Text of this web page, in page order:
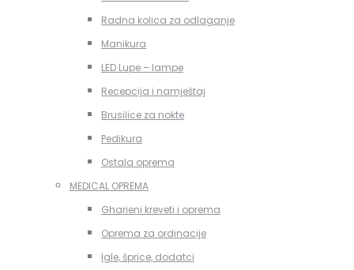
Radna kolica za odlaganje
Manikura
LED Lupe – lampe
Recepcija i namještaj
Brusilice za nokte
Pedikura
Ostala oprema
MEDICAL OPREMA
Gharieni kreveti i oprema
Oprema za ordinacije
Igle, šprice, dodatci